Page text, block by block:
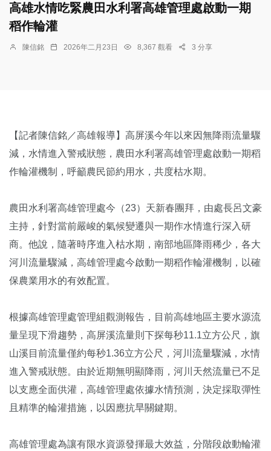
高雄水情吃緊農田水利署高雄管理處啟動一期
稻作輪灌
陳信銘 2026年二月23日 8,367 觀看 3 分享
【記者陳信銘／高雄報導】高屏溪今年以來因無降雨流量驟
減，水情進入警戒狀態，農田水利署高雄管理處啟動一期稻
作輪灌機制，呼籲農民節約用水，共度枯水期。
農田水利署高雄管理處今（23）天新春團拜，由處長呂文豪
主持，針對當前嚴峻的氣候變遷與一期作水情進行深入研
商。他說，隨著時序進入枯水期，南部地區降雨稀少，各大
河川流量驟減，高雄管理處今啟動一期稻作輪灌機制，以確
保農業用水的有效配置。
根據高雄管理處管理組觀測報告，目前高雄地區主要水源流
量呈現下滑趨勢，高屏溪流量則下探每秒11.1立方公尺，旗
山溪目前流量僅約每秒1.36立方公尺，河川流量驟減，水情
進入警戒狀態。由於近期無明顯降雨，河川天然流量已不足
以支應全面供灌，高雄管理處依據水情預測，決定採取彈性
且精準的輪灌措施，以因應抗旱關鍵期。
高雄管理處為讓有限水資源發揮最大效益，分階段啟動輪灌